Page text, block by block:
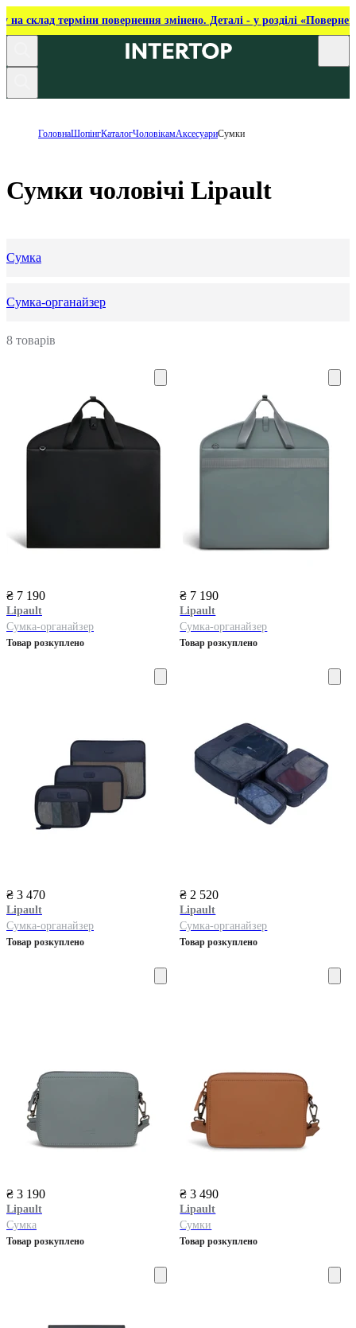
на склад терміни повернення змінено. Деталі - у розділі
ГоловнаШопінгКаталогЧоловікамАксесуариСумки
Сумки чоловічі Lipault
Сумка
Сумка-органайзер
8 товарів
₴ 7 190
Lipault
Сумка-органайзер
Товар розкуплено
₴ 7 190
Lipault
Сумка-органайзер
Товар розкуплено
₴ 3 470
Lipault
Сумка-органайзер
Товар розкуплено
₴ 2 520
Lipault
Сумка-органайзер
Товар розкуплено
₴ 3 190
Lipault
Сумка
Товар розкуплено
₴ 3 490
Lipault
Сумки
Товар розкуплено